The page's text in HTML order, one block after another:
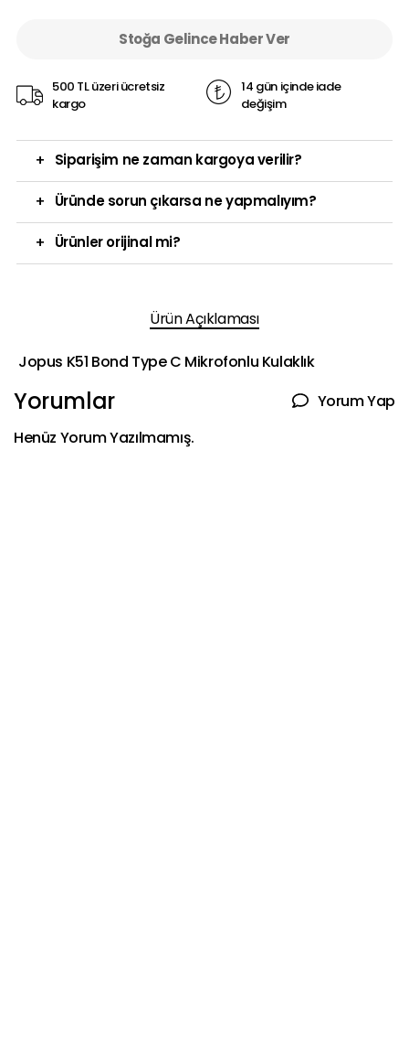
Stoğa Gelince Haber Ver
500 TL üzeri ücretsiz
kargo
14 gün içinde iade
değişim
+ Siparişim ne zaman kargoya verilir?
+ Üründe sorun çıkarsa ne yapmalıyım?
+ Ürünler orijinal mi?
Ürün Açıklaması
Jopus K51 Bond Type C Mikrofonlu Kulaklık
Yorumlar
Yorum Yap
Henüz Yorum Yazılmamış.